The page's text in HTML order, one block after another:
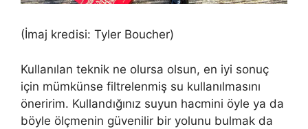
(İmaj kredisi: Tyler Boucher)
Kullanılan teknik ne olursa olsun, en iyi sonuç
için mümkünse filtrelenmiş su kullanılmasını
öneririm. Kullandığınız suyun hacmini öyle ya da
böyle ölçmenin güvenilir bir yolunu bulmak da